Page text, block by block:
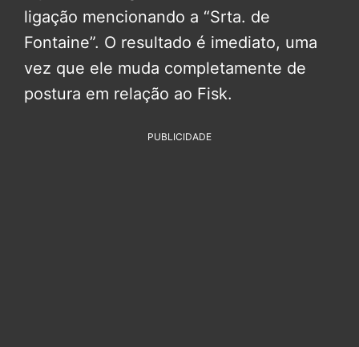
ligação mencionando a “Srta. de
Fontaine”. O resultado é imediato, uma
vez que ele muda completamente de
postura em relação ao Fisk.
PUBLICIDADE